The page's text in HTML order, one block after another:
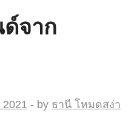
ด์จาก
2021 - by ธานี โหมดสง่า